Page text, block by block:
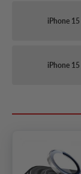
iPhone
iPhone